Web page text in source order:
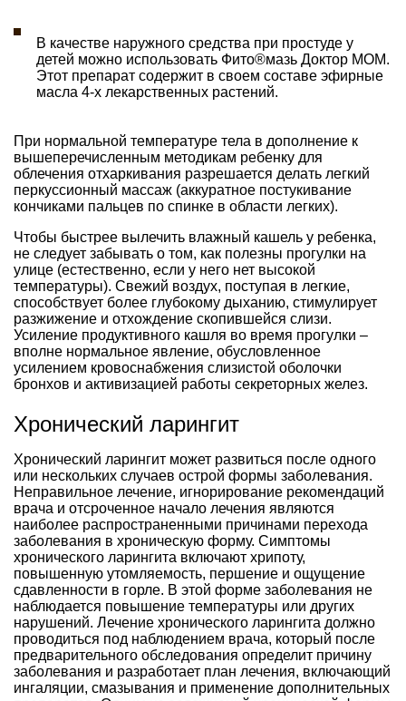
В качестве наружного средства при простуде у
детей можно использовать Фито®мазь Доктор МОМ.
Этот препарат содержит в своем составе эфирные
масла 4-х лекарственных растений.
При нормальной температуре тела в дополнение к
вышеперечисленным методикам ребенку для
облечения отхаркивания разрешается делать легкий
перкуссионный массаж (аккуратное постукивание
кончиками пальцев по спинке в области легких).
Чтобы быстрее вылечить влажный кашель у ребенка,
не следует забывать о том, как полезны прогулки на
улице (естественно, если у него нет высокой
температуры). Свежий воздух, поступая в легкие,
способствует более глубокому дыханию, стимулирует
разжижение и отхождение скопившейся слизи.
Усиление продуктивного кашля во время прогулки –
вполне нормальное явление, обусловленное
усилением кровоснабжения слизистой оболочки
бронхов и активизацией работы секреторных желез.
Хронический ларингит
Хронический ларингит может развиться после одного
или нескольких случаев острой формы заболевания.
Неправильное лечение, игнорирование рекомендаций
врача и отсроченное начало лечения являются
наиболее распространенными причинами перехода
заболевания в хроническую форму. Симптомы
хронического ларингита включают хрипоту,
повышенную утомляемость, першение и ощущение
сдавленности в горле. В этой форме заболевания не
наблюдается повышение температуры или других
нарушений. Лечение хронического ларингита должно
проводиться под наблюдением врача, который после
предварительного обследования определит причину
заболевания и разработает план лечения, включающий
ингаляции, смазывания и применение дополнительных